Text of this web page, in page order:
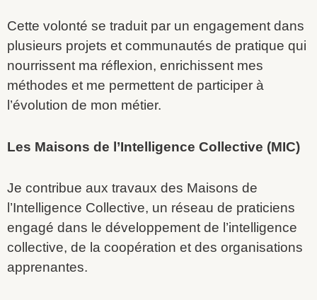
Cette volonté se traduit par un engagement dans
plusieurs projets et communautés de pratique qui
nourrissent ma réflexion, enrichissent mes
méthodes et me permettent de participer à
l’évolution de mon métier.
Les Maisons de l’Intelligence Collective (MIC)
Je contribue aux travaux des Maisons de
l’Intelligence Collective, un réseau de praticiens
engagé dans le développement de l’intelligence
collective, de la coopération et des organisations
apprenantes.